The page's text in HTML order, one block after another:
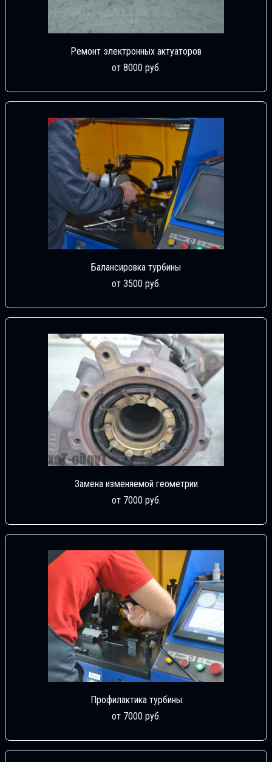
Ремонт электронных актуаторов
от 8000 руб.
Балансировка турбины
от 3500 руб.
Замена изменяемой геометрии
от 7000 руб.
Профилактика турбины
от 7000 руб.